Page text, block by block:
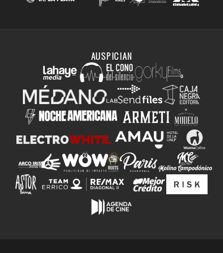
AUSPICIAN